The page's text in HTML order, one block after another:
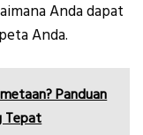
Anda dapat
Anda.
Panduan
Tepat